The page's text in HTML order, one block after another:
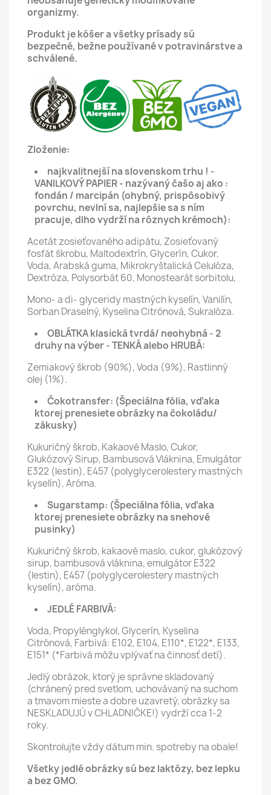
organizmy.
Produkt je kóšer a všetky prísady sú
bezpečné, bežne používané v potravinárstve a
schválené.
Zloženie:
najkvalitnejší na slovenskom trhu ! -
VANILKOVÝ PAPIER - nazývaný čašo aj ako :
fondán / marcipán (ohybný, prispôsobivý
povrchu, nevlní sa, najlepšie sa s ním
pracuje, dlho vydrží na rôznych krémoch):
Acetát zosieťovaného adipátu, Zosieťovaný
fosfát škrobu, Maltodextrín, Glycerín, Cukor,
Voda, Arabská guma, Mikrokryštalická Celulóza,
Dextróza, Polysorbát 60, Monostearát sorbitolu,
Mono- a di- glyceridy mastných kyselín, Vanilín,
Sorban Draselný, Kyselina Citrónová, Sukralóza.
OBLÁTKA klasická tvrdá/ neohybná - 2
druhy na výber - TENKÁ alebo HRUBÁ:
Zemiakový škrob (90%), Voda (9%), Rastlinný
olej (1%).
Čokotransfer: (Špeciálna fólia, vďaka
ktorej prenesiete obrázky na čokoládu/
zákusky)
Kukuričný škrob, Kakaové Maslo, Cukor,
Glukózový Sirup, Bambusová Vláknina, Emulgátor
E322 (lestin), E457 (polyglycerolestery mastných
kyselín), Aróma.
Sugarstamp: (Špeciálna fólia, vďaka
ktorej prenesiete obrázky na snehové
pusinky)
Kukuričný škrob, kakaové maslo, cukor, glukózový
sirup, bambusová vláknina, emulgátor E322
(lestin), E457 (polyglycerolestery mastných
kyselín), aróma.
JEDLÉ FARBIVÁ:
Voda, Propylénglykol, Glycerín, Kyselina
Citrónová, Farbivá: E102, E104, E110*, E122*, E133,
E151* (*Farbivá môžu vplývať na činnosť detí).
Jedlý obrázok, ktorý je správne skladovaný
(chránený pred svetlom, uchovávaný na suchom
a tmavom mieste a dobre uzavretý, obrázky sa
NESKLADUJÚ v CHLADNIČKE!) vydrží cca 1-2
roky.
Skontrolujte vždy dátum min. spotreby na obale!
Všetky jedlé obrázky sú bez laktózy, bez lepku
a bez GMO.